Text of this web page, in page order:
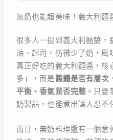
無奶也能超美味！義大利麵
很多人一提到義大利麵醬，
油、起司，彷彿少了奶，風
真正好吃的義大利麵醬，核
多」，而是醬體是否有層次
平衡、香氣是否完整 。只要
奶製品，也能煮出讓人忍不
而且，無奶料理還有一個意